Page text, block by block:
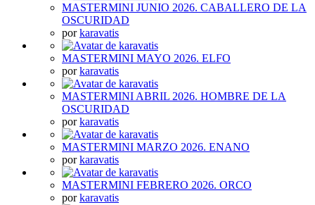
MASTERMINI JUNIO 2026. CABALLERO DE LA
OSCURIDAD
porkaravatis
MASTERMINI MAYO 2026. ELFO
porkaravatis
MASTERMINI ABRIL 2026. HOMBRE DE LA
OSCURIDAD
porkaravatis
MASTERMINI MARZO 2026. ENANO
porkaravatis
MASTERMINI FEBRERO 2026. ORCO
porkaravatis